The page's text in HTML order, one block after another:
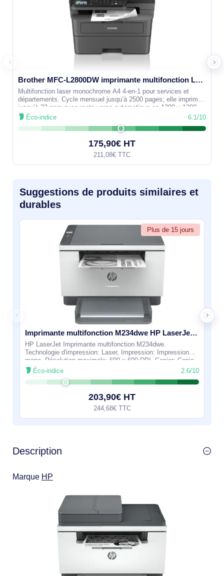
Brother MFC-L2800DW imprimante multifonction Laser A4 1200 x 1200 DPI 32 ppm Wifi - MFCL2800DWRE1
Multifonction laser monochrome A4 4‑en‑1 pour services et
départements. Cycle mensuel jusqu’à 2500 pages; elle imprime
jusqu’à 32 ppm avec recto verso automatique en 1200 x 1200
dpi, numérise en
Éco-indice 6.1/10
175,90€ HT
211,08€ TTC
Suggestions de produits similaires et
durables
Plus de 15 jours
Imprimante multifonction M234dwe HP LaserJet - 6GW99E#B19
HP LaserJet Imprimante multifonction M234dwe.
Technologie d'impression: Laser, Impression: Impression
mono, Résolution maximale: 600 x 600 DPI. Copier: Copie
simple, Résolution max. des copies: 600 x
Éco-indice 2.6/10
203,90€ HT
244,68€ TTC
Description
Marque HP